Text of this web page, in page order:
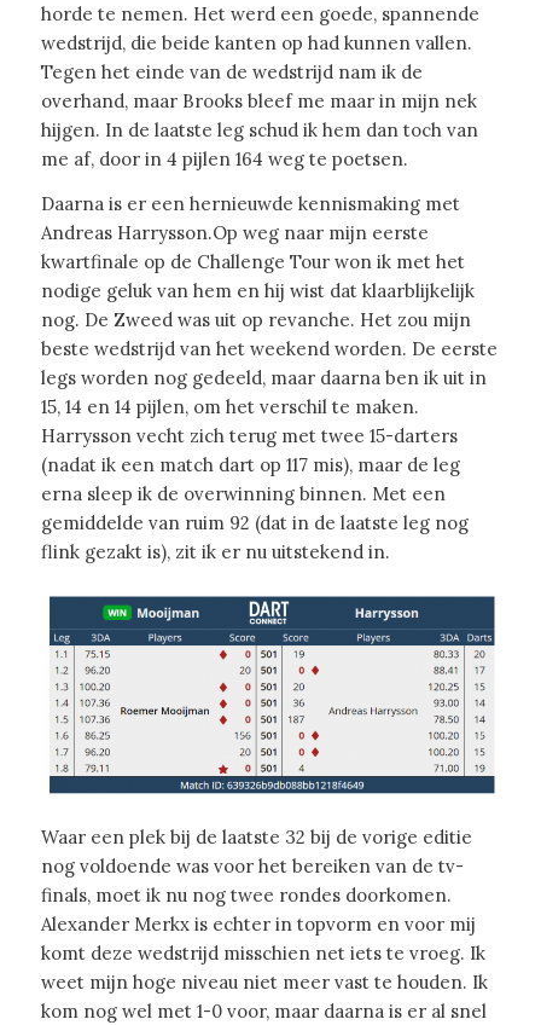
horde te nemen. Het werd een goede, spannende
wedstrijd, die beide kanten op had kunnen vallen.
Tegen het einde van de wedstrijd nam ik de
overhand, maar Brooks bleef me maar in mijn nek
hijgen. In de laatste leg schud ik hem dan toch van
me af, door in 4 pijlen 164 weg te poetsen.
Daarna is er een hernieuwde kennismaking met
Andreas Harrysson.Op weg naar mijn eerste
kwartfinale op de Challenge Tour won ik met het
nodige geluk van hem en hij wist dat klaarblijkelijk
nog. De Zweed was uit op revanche. Het zou mijn
beste wedstrijd van het weekend worden. De eerste
legs worden nog gedeeld, maar daarna ben ik uit in
15, 14 en 14 pijlen, om het verschil te maken.
Harrysson vecht zich terug met twee 15-darters
(nadat ik een match dart op 117 mis), maar de leg
erna sleep ik de overwinning binnen. Met een
gemiddelde van ruim 92 (dat in de laatste leg nog
flink gezakt is), zit ik er nu uitstekend in.
Waar een plek bij de laatste 32 bij de vorige editie
nog voldoende was voor het bereiken van de tv-
finals, moet ik nu nog twee rondes doorkomen.
Alexander Merkx is echter in topvorm en voor mij
komt deze wedstrijd misschien net iets te vroeg. Ik
weet mijn hoge niveau niet meer vast te houden. Ik
kom nog wel met 1-0 voor, maar daarna is er al snel